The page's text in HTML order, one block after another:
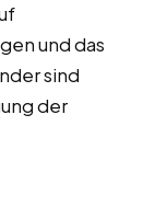
und das
sind
der